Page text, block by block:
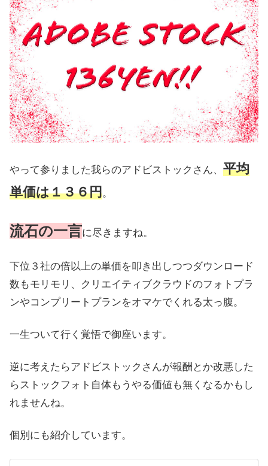
やって参りました我らのアドビストックさん、 平均
単価は１３６円。
流石の一言に尽きますね。
下位３社の倍以上の単価を叩き出しつつダウンロード
数もモリモリ、クリエイティブクラウドのフォトプラ
ンやコンプリートプランをオマケでくれる太っ腹。
一生ついて行く覚悟で御座います。
逆に考えたらアドビストックさんが報酬とか改悪した
らストックフォト自体もうやる価値も無くなるかもし
れませんね。
個別にも紹介しています。